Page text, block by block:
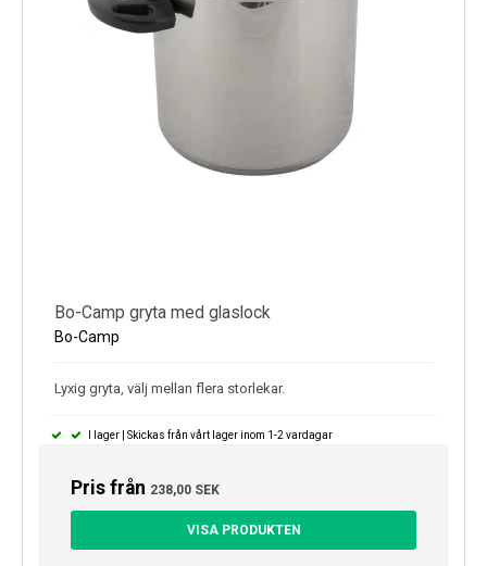
Bo-Camp gryta med glaslock
Bo-Camp
Lyxig gryta, välj mellan flera storlekar.
I lager | Skickas från vårt lager inom 1-2 vardagar
Pris från 238,00 SEK
VISA PRODUKTEN